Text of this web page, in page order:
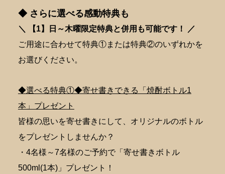
◆ さらに選べる感動特典も
＼ 【1】日～木曜限定特典と併用も可能です！ ／
ご用途に合わせて特典①または特典②のいずれかを
お選びください。
◆選べる特典①◆寄せ書きできる「焼酎ボトル1
本」プレゼント
皆様の思いを寄せ書きにして、オリジナルのボトル
をプレゼントしませんか？
・4名様～7名様のご予約で「寄せ書きボトル
500ml(1本)」プレゼント！